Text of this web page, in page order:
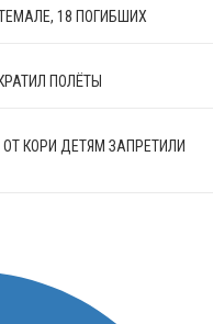
18 ПОГИБШИХ
ПОЛЁТЫ
КОРИ ДЕТЯМ ЗАПРЕТИЛИ